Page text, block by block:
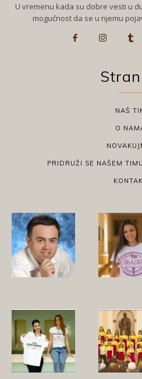
U vremenu kada su dobre vesti u
mogućnost da se u njemu
NAŠ
O
PRIDRUŽI SE NAŠEM